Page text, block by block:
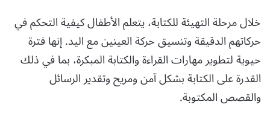
خلال مرحلة التهيئة للكتابة، يتعلم الأطفال كيفية التحكم في
حركاتهم الدقيقة وتنسيق حركة العينين مع اليد. إنها فترة
حيوية لتطوير مهارات القراءة والكتابة المبكرة، بما في ذلك
القدرة على الكتابة بشكل آمن ومريح وتقدير الرسائل
والقصص المكتوبة.